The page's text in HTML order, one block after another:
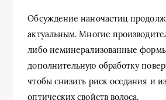
Обсуждение наночастиц
актуальным. Многие
либо неминерализованные
дополнительную обработку
чтобы снизить риск оседания и
оптических свойств волоса.